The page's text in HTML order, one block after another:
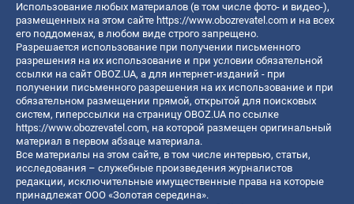
Использование любых материалов (в том числе фото- и видео-),
размещенных на этом сайте https://www.obozrevatel.com и на всех
его поддоменах, в любом виде строго запрещено.
Разрешается использование при получении письменного
разрешения на их использование и при условии обязательной
ссылки на сайт OBOZ.UA, а для интернет-изданий - при
получении письменного разрешения на их использование и при
обязательном размещении прямой, открытой для поисковых
систем, гиперссылки на страницу OBOZ.UA по ссылке
https://www.obozrevatel.com, на которой размещен оригинальный
материал в первом абзаце материала.
Все материалы на этом сайте, в том числе интервью, статьи,
исследования – служебные произведения журналистов
редакции, исключительные имущественные права на которые
принадлежат ООО «Золотая середина».